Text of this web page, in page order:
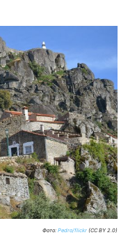
Фото: Pedro/flickr (CC BY 2.0)